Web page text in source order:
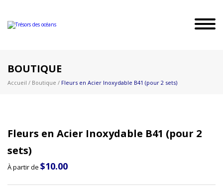
BOUTIQUE
Accueil / Boutique / Fleurs en Acier Inoxydable B41 (pour 2 sets)
Fleurs en Acier Inoxydable B41 (pour 2
sets)
À partir de $10.00